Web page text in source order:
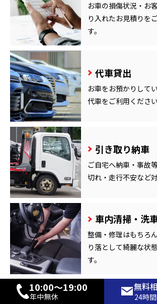
お車の損傷状況・お
り入れたお見積りを
す。
代車貸出
お車をお預かりして
代車をご利用ください
引き取り納車
ご自宅へ納車・事故
切れ・走行不安など
車内清掃・洗
整備・修理はもちろ
り落として綺麗な状
す。
キャッシュレ
10:00〜19:00
年中無休
無料
24時